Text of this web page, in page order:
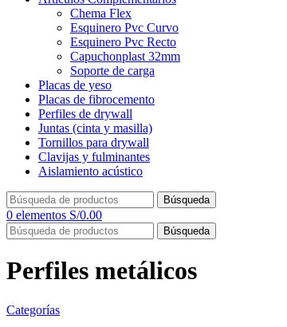
Chema Flex
Esquinero Pvc Curvo
Esquinero Pvc Recto
Capuchonplast 32mm
Soporte de carga
Placas de yeso
Placas de fibrocemento
Perfiles de drywall
Juntas (cinta y masilla)
Tornillos para drywall
Clavijas y fulminantes
Aislamiento acústico
Búsqueda
0 elementos S/0.00
Búsqueda
Perfiles metálicos
Categorías